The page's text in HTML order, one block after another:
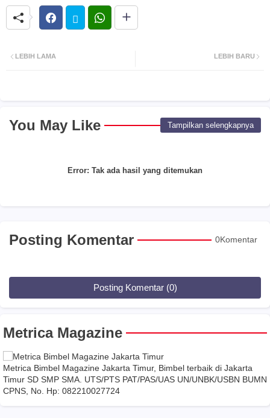
LEBIH BARU
LEBIH LAMA
You May Like Tampilkan selengkapnya
Error: Tak ada hasil yang ditemukan
Posting Komentar 0Komentar
Posting Komentar (0)
Metrica Magazine
Metrica Bimbel Magazine Jakarta Timur, Bimbel terbaik di Jakarta
Timur SD SMP SMA. UTS/PTS PAT/PAS/UAS UN/UNBK/USBN BUMN
CPNS, No. Hp: 082210027724